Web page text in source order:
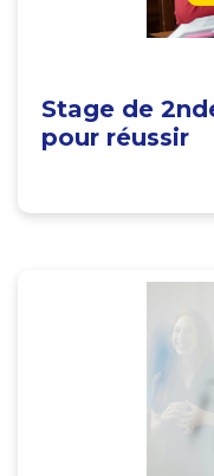
Stage de
pour réussir